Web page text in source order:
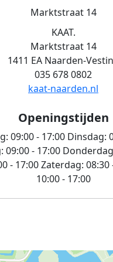
Marktstraat 14
KAAT.
Marktstraat 14
1411 EA Naarden-
035 678 0802
kaat-naarden.nl
Openingstijden
09:00 - 17:00Dinsdag:
09:00 - 17:00
- 17:00Zaterdag: 08:30
10:00 - 17:00